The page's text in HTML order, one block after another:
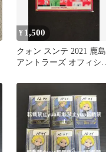
¥ 1,500
クォン スンテ 2021 鹿島
アントラーズ オフィシャ